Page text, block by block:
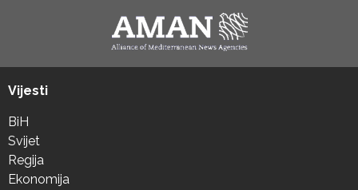
Vijesti
BiH
Svijet
Regija
Ekonomija